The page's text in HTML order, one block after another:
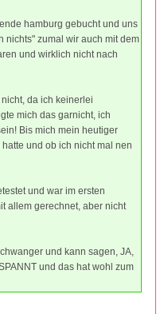
hamburg gebucht und uns
nichts" zumal wir auch mit dem
und wirklich nicht nach
da ich keinerlei
mich das garnicht, ich
Bis mich mein heutiger
und ob ich nicht mal nen
und war im ersten
allem gerechnet, aber nicht
und kann sagen, JA,
und das hat wohl zum